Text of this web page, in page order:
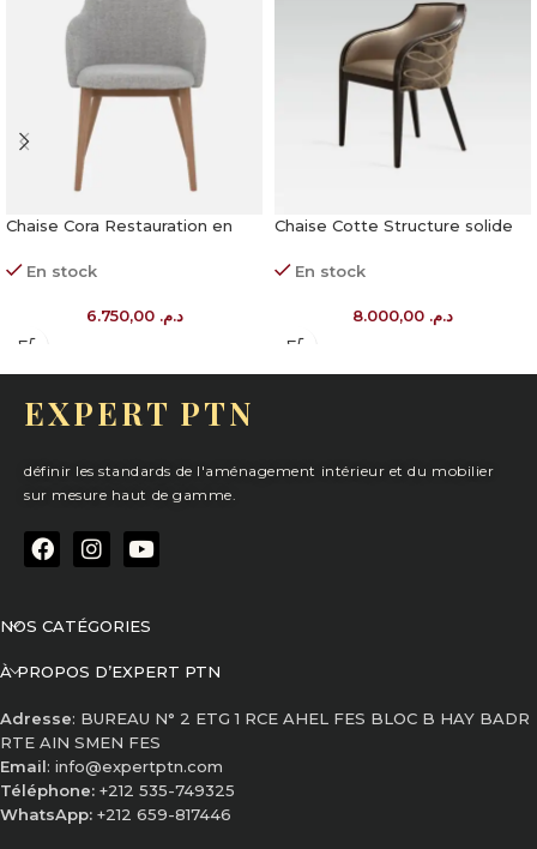
Chaise Cora Restauration en
En stock
د.م. 6.750,00
Chaise Cotte Structure solide
En stock
د.م.
EXPERT PTN
définir les standards de l'aménagement intérieur et du mobilier
sur mesure haut de gamme.
NOS CATÉGORIES
À PROPOS D’EXPERT PTN
Adresse: BUREAU N° 2 ETG 1 RCE AHEL FES BLOC B HAY BADR
RTE AIN SMEN FES
Email: info@expertptn.com
Téléphone: +212 535-749325
WhatsApp: +212 659-817446